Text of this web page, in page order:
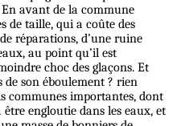
En avant de la commune
de taille, qui a coûte des
réparations, d’une ruine
au point qu’il est
choc des glaçons. Et
de son éboulement ? rien
communes importantes, dont
engloutie dans les eaux, et